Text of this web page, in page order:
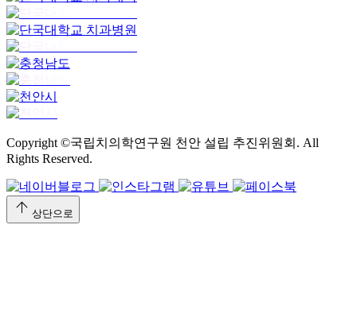
Copyright ©국립치의학연구원 천안 설립 추진위원회. All
Rights Reserved.
arrow_upward 상단으로